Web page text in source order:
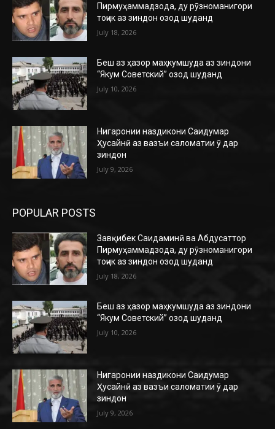
Пирмуҳаммадзода, ду рӯзноманигори
тоҷик аз зиндон озод шуданд
July 18, 2026
Беш аз ҳазор маҳкумшуда аз зиндони
“Якум Советский” озод шуданд
July 10, 2026
Нигаронии наздикони Саидумар
Ҳусайнӣ аз вазъи саломатии ӯ дар
зиндон
July 9, 2026
POPULAR POSTS
Завқибек Саидаминӣ ва Абдусаттор
Пирмуҳаммадзода, ду рӯзноманигори
тоҷик аз зиндон озод шуданд
July 18, 2026
Беш аз ҳазор маҳкумшуда аз зиндони
“Якум Советский” озод шуданд
July 10, 2026
Нигаронии наздикони Саидумар
Ҳусайнӣ аз вазъи саломатии ӯ дар
зиндон
July 9, 2026